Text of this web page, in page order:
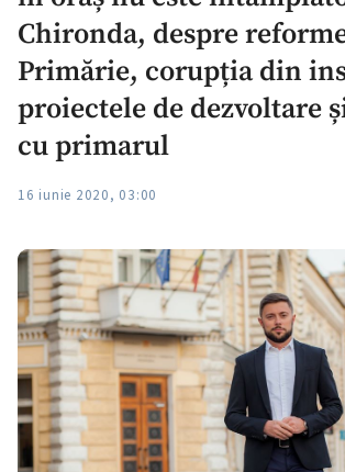
Chironda, despre
Primărie, corupția din
proiectele de dezvoltare
cu primarul
16 iunie 2020, 03:00